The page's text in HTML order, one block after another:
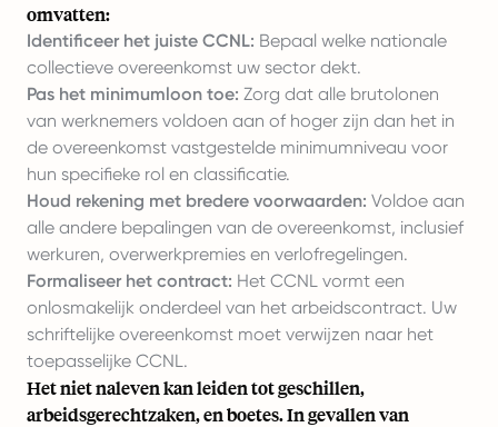
omvatten:
Identificeer het juiste CCNL: Bepaal welke nationale
collectieve overeenkomst uw sector dekt.
Pas het minimumloon toe: Zorg dat alle brutolonen
van werknemers voldoen aan of hoger zijn dan het in
de overeenkomst vastgestelde minimumniveau voor
hun specifieke rol en classificatie.
Houd rekening met bredere voorwaarden: Voldoe aan
alle andere bepalingen van de overeenkomst, inclusief
werkuren, overwerkpremies en verlofregelingen.
Formaliseer het contract: Het CCNL vormt een
onlosmakelijk onderdeel van het arbeidscontract. Uw
schriftelijke overeenkomst moet verwijzen naar het
toepasselijke CCNL.
Het niet naleven kan leiden tot geschillen,
arbeidsgerechtzaken, en boetes. In gevallen van